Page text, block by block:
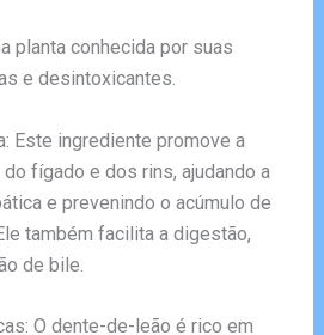
planta conhecida por suas
e desintoxicantes.
Este ingrediente promove a
fígado e dos rins, ajudando a
e prevenindo o acúmulo de
também facilita a digestão,
de bile.
O dente-de-leão é rico em